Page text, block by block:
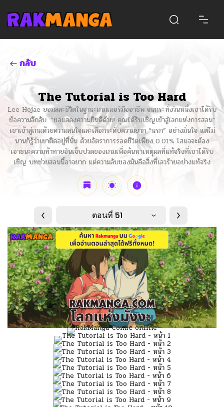
กลับ
The Tutorial is Too Hard
Lee Hojae ยอมสละชีวิตในฐานะเกมเมอร์มืออาชีพ จนกระทั่งวันหนึ่งเขาได้รับ
ข้อความลึกลับ: “ขอแสดงความยินดีด้วย! คุณได้รับเชิญเข้าสู่โลกแห่งการสอน”
เขาเข้าสู่เกมด้วยความสนใจและเลือกระดับความยาก “นรก” อย่างมั่นใจ แต่ไม่
นานก็รู้ว่าเขาติดอยู่ที่นั่น ด้วยอัตราการรอดชีวิตเพียง 0.01% โฮแจจะต้อง
เอาชนะความท้าทายอันเจ็บปวดของเกมเพื่อค้นหาเหตุผลที่แท้จริงที่เขาได้รับ
เชิญ บทช่วยสอนนี้อาจยาก แต่ความลับของมันคือสิ่งที่เลวร้ายอย่างแท้จริง
ตอนที่ 51